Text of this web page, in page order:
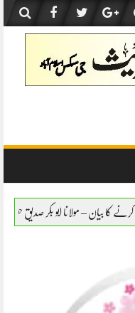
حفظہ اللہ اہل کتاب کے